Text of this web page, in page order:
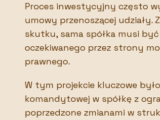
Proces inwestycyjny często
umowy przenoszącej udziały.
skutku, sama spółka musi
oczekiwanego przez strony
prawnego.
W tym projekcie kluczowe
komandytowej w spółkę z
poprzedzone zmianami w